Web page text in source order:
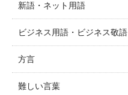
新語・ネット用語
ビジネス用語・ビジネス敬語
方言
難しい言葉